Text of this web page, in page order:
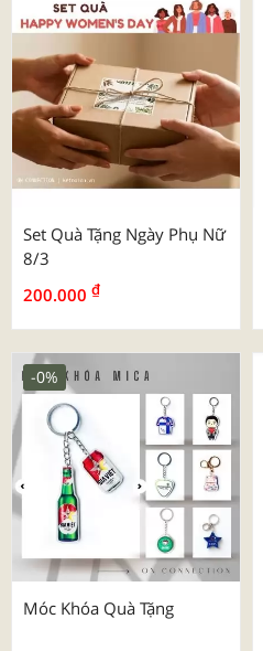
Set Quà Tặng Ngày Phụ Nữ
8/3
200.000 ₫
Móc Khóa Quà Tặng
-0%